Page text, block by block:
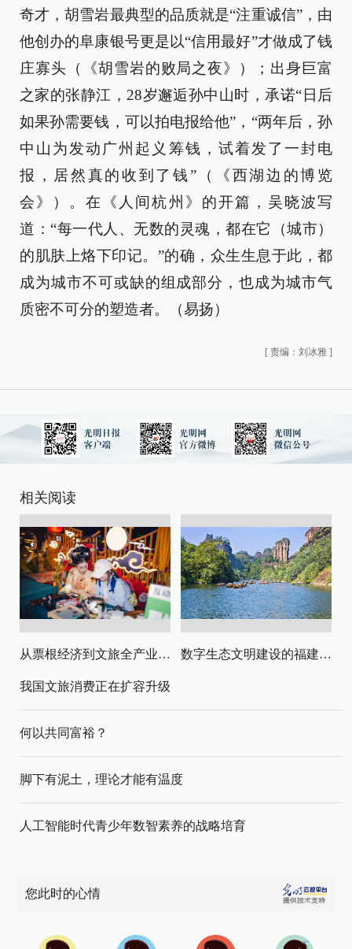
奇才，胡雪岩最典型的品质就是“注重诚信”，由
他创办的阜康银号更是以“信用最好”才做成了钱
庄寡头（《胡雪岩的败局之夜》）；出身巨富
之家的张静江，28岁邂逅孙中山时，承诺“日后
如果孙需要钱，可以拍电报给他”，“两年后，孙
中山为发动广州起义筹钱，试着发了一封电
报，居然真的收到了钱”（《西湖边的博览
会》）。在《人间杭州》的开篇，吴晓波写
道：“每一代人、无数的灵魂，都在它（城市）
的肌肤上烙下印记。”的确，众生生息于此，都
成为城市不可或缺的组成部分，也成为城市气
质密不可分的塑造者。（易扬）
[ 责编：刘冰雅 ]
相关阅读
从票根经济到文旅全产业链升级 数字生态文明建设的福建路径与启示
我国文旅消费正在扩容升级
何以共同富裕？
脚下有泥土，理论才能有温度
人工智能时代青少年数智素养的战略培育
您此时的心情